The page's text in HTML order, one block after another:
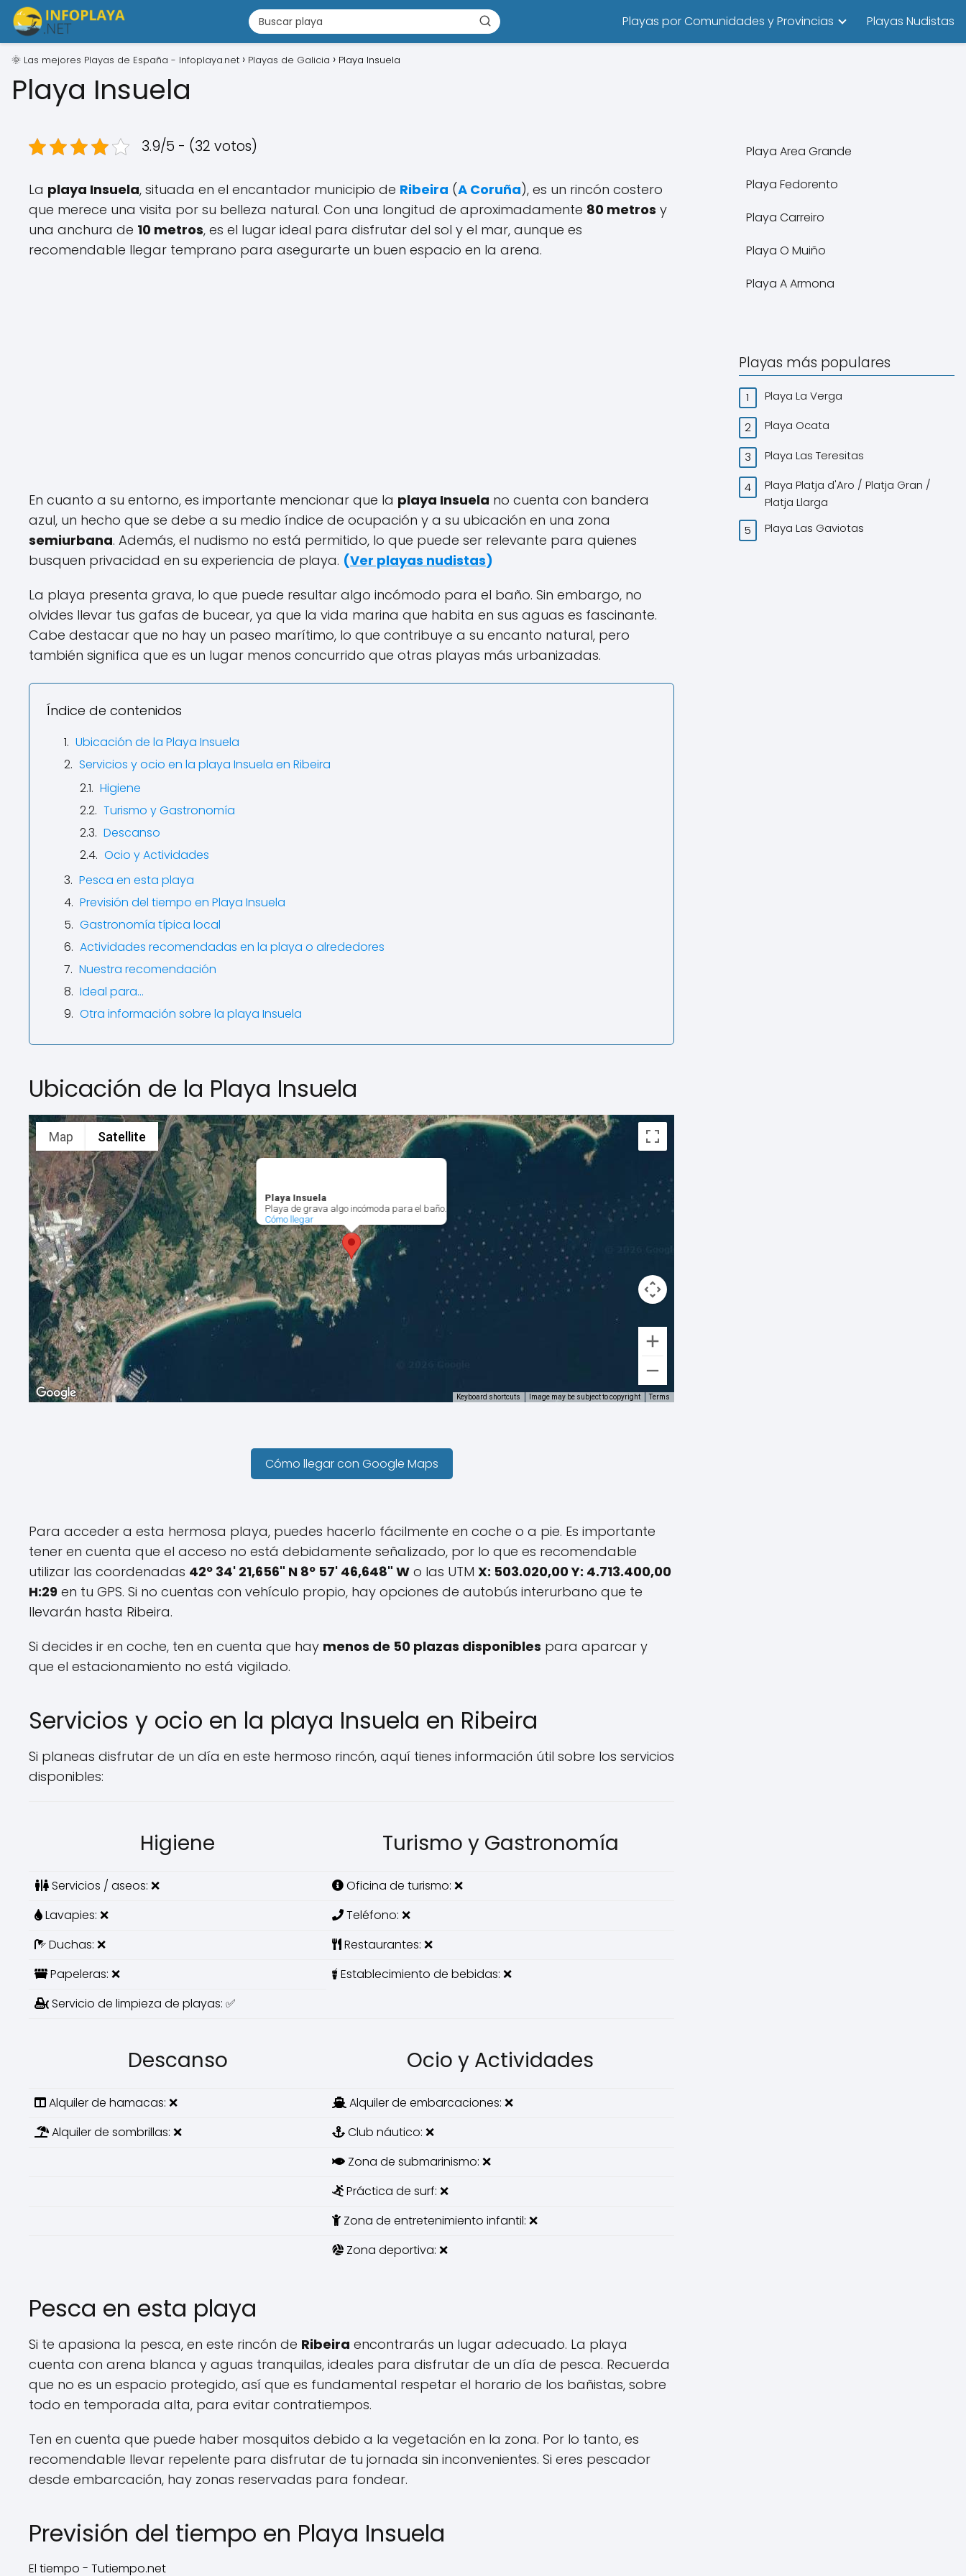
Playas por Comunidades y Provincias Playas Nudistas
🌞 Las mejores Playas de España - Infoplaya.net Playas de Galicia Playa Insuela
Playa Insuela
3.9/5 - (32 votos)
La playa Insuela, situada en el encantador municipio de Ribeira (A Coruña), es un rincón costero
que merece una visita por su belleza natural. Con una longitud de aproximadamente 80 metros y
una anchura de 10 metros, es el lugar ideal para disfrutar del sol y el mar, aunque es
recomendable llegar temprano para asegurarte un buen espacio en la arena.
En cuanto a su entorno, es importante mencionar que la playa Insuela no cuenta con bandera
azul, un hecho que se debe a su medio índice de ocupación y a su ubicación en una zona
semiurbana. Además, el nudismo no está permitido, lo que puede ser relevante para quienes
busquen privacidad en su experiencia de playa. (Ver playas nudistas)
La playa presenta grava, lo que puede resultar algo incómodo para el baño. Sin embargo, no
olvides llevar tus gafas de bucear, ya que la vida marina que habita en sus aguas es fascinante.
Cabe destacar que no hay un paseo marítimo, lo que contribuye a su encanto natural, pero
también significa que es un lugar menos concurrido que otras playas más urbanizadas.
Índice de contenidos
Ubicación de la Playa Insuela
Servicios y ocio en la playa Insuela en Ribeira
Higiene
Turismo y Gastronomía
Descanso
Ocio y Actividades
Pesca en esta playa
Previsión del tiempo en Playa Insuela
Gastronomía típica local
Actividades recomendadas en la playa o alrededores
Nuestra recomendación
Ideal para...
Otra información sobre la playa Insuela
Ubicación de la Playa Insuela
Playa Insuela
Playa de grava algo incómoda para el baño.
Cómo llegar
Map Satellite
Keyboard shortcuts Image may be subject to copyright Terms
Cómo llegar con Google Maps
Para acceder a esta hermosa playa, puedes hacerlo fácilmente en coche o a pie. Es importante
tener en cuenta que el acceso no está debidamente señalizado, por lo que es recomendable
utilizar las coordenadas 42º 34' 21,656" N 8º 57' 46,648" W o las UTM X: 503.020,00 Y: 4.713.400,00
H:29 en tu GPS. Si no cuentas con vehículo propio, hay opciones de autobús interurbano que te
llevarán hasta Ribeira.
Si decides ir en coche, ten en cuenta que hay menos de 50 plazas disponibles para aparcar y
que el estacionamiento no está vigilado.
Servicios y ocio en la playa Insuela en Ribeira
Si planeas disfrutar de un día en este hermoso rincón, aquí tienes información útil sobre los servicios
disponibles:
Higiene Turismo y Gastronomía
Servicios / aseos: ❌
Oficina de turismo: ❌
Lavapies: ❌
Teléfono: ❌
Duchas: ❌
Restaurantes: ❌
Papeleras: ❌
Establecimiento de bebidas: ❌
Servicio de limpieza de playas: ✅
Descanso Ocio y Actividades
Alquiler de hamacas: ❌
Alquiler de embarcaciones: ❌
Alquiler de sombrillas: ❌
Club náutico: ❌
Zona de submarinismo: ❌
Práctica de surf: ❌
Zona de entretenimiento infantil: ❌
Zona deportiva: ❌
Pesca en esta playa
Si te apasiona la pesca, en este rincón de Ribeira encontrarás un lugar adecuado. La playa
cuenta con arena blanca y aguas tranquilas, ideales para disfrutar de un día de pesca. Recuerda
que no es un espacio protegido, así que es fundamental respetar el horario de los bañistas, sobre
todo en temporada alta, para evitar contratiempos.
Ten en cuenta que puede haber mosquitos debido a la vegetación en la zona. Por lo tanto, es
recomendable llevar repelente para disfrutar de tu jornada sin inconvenientes. Si eres pescador
desde embarcación, hay zonas reservadas para fondear.
Previsión del tiempo en Playa Insuela
El tiempo - Tutiempo.net
Playa Area Grande
Playa Fedorento
Playa Carreiro
Playa O Muiño
Playa A Armona
Playas más populares
Playa La Verga
Playa Ocata
Playa Las Teresitas
Playa Platja d'Aro / Platja Gran /
Platja Llarga
Playa Las Gaviotas